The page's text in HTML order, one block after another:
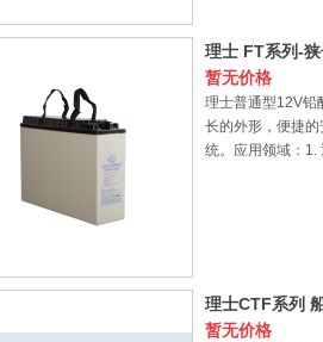
理士 FT系列-
暂无价格
理士普通型12V铅
长的外形，便捷
统。应用领域：1.
理士CTF系列
暂无价格